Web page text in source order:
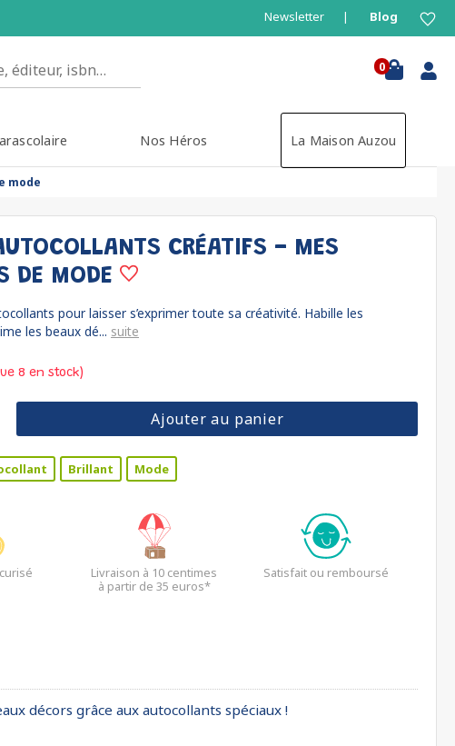
Newsletter Blog
0
Nos Héros La Maison Auzou
mode
CRÉATIFS - MES
DE MODE
pour laisser s’exprimer toute sa créativité. Habille les
les beaux dé... suite
8 en stock)
Ajouter au panier
Brillant Mode
Livraison à 10 centimes
à partir de 35 euros*
Satisfait ou remboursé
décors grâce aux autocollants spéciaux !